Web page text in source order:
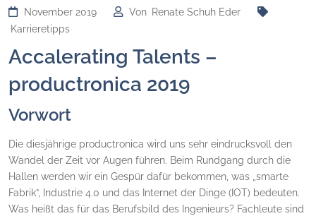
November 2019 Von Renate Schuh Eder
Karrieretipps
Accalerating Talents –
productronica 2019
Vorwort
Die diesjährige productronica wird uns sehr eindrucksvoll den
Wandel der Zeit vor Augen führen. Beim Rundgang durch die
Hallen werden wir ein Gespür dafür bekommen, was „smarte
Fabrik”, Industrie 4.0 und das Internet der Dinge (IOT) bedeuten.
Was heißt das für das Berufsbild des Ingenieurs? Fachleute sind